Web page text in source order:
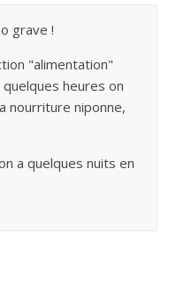
grave !
"alimentation"
heures on
nourriture niponne,
a quelques nuits en